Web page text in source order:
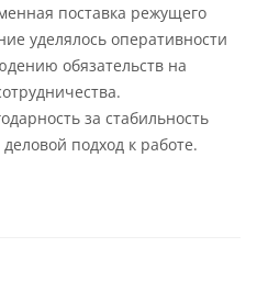
поставка режущего
уделялось оперативности
обязательств на
за стабильность
подход к работе.